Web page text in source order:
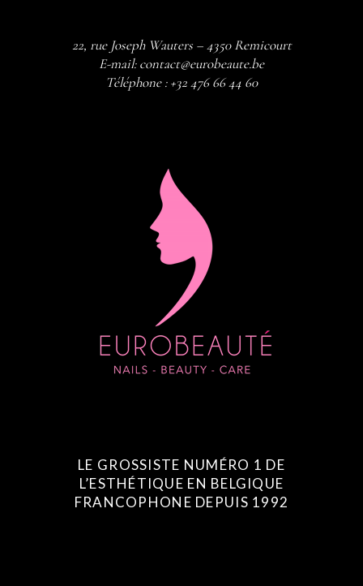
22, rue Joseph Wauters – 4350 Remicourt
E-mail:contact@eurobeaute.be
Téléphone :+32 476 66 44 60
LE GROSSISTE NUMÉRO 1 DE
L’ESTHÉTIQUE EN BELGIQUE
FRANCOPHONE DEPUIS 1992